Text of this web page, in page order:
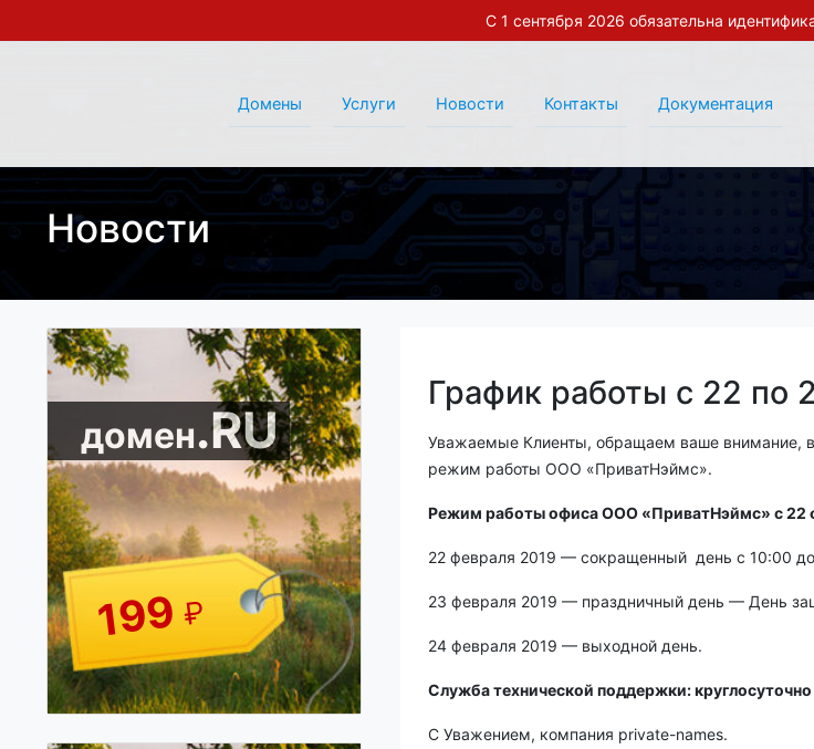
С 1 сентября 2026 обязательна
Домены Услуги Новости Контакты Документация
Новости
домен.RU
199₽
График работы с 22 по
Уважаемые Клиенты, обращаем ваше внимание,
режим работы ООО «ПриватНэймс».
Режим работы офиса ООО «ПриватНэймс» с 22
22 февраля 2019 — сокращенный день с 10:00
23 февраля 2019 — праздничный день — День
24 февраля 2019 — выходной день.
Служба технической поддержки:
С Уважением, компания private-names.